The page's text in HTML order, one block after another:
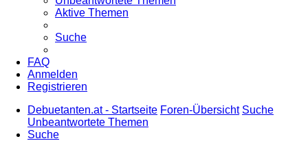
Aktive Themen
Suche
FAQ
Anmelden
Registrieren
Debuetanten.at - Startseite Foren-Übersicht Suche
Unbeantwortete Themen
Suche